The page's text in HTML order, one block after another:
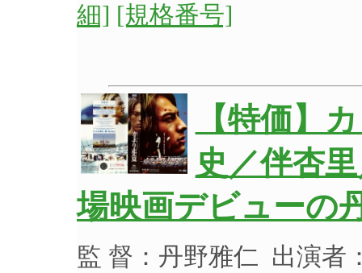
細] [規格番号]
【特価】
史／伴杏
場映画デビューの
監 督：丹野雅仁 出演者